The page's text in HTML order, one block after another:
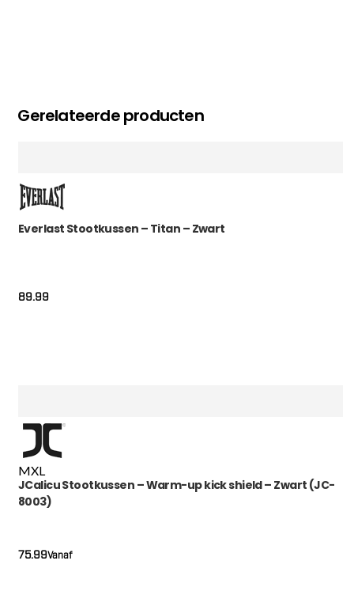
Gerelateerde producten
Everlast Stootkussen – Titan – Zwart
89.99
MXL
JCalicu Stootkussen – Warm-up kick shield – Zwart (JC-
8003)
Vanaf
75.99